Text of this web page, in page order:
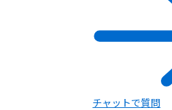
チャットで質問